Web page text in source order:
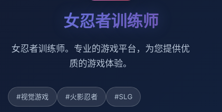
女忍者训练师
女忍者训练师。专业的游戏平台，为您提供优
质的游戏体验。
#视觉游戏 #火影忍者 #SLG